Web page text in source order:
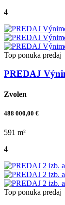
4
Top ponuka predaj
PREDAJ
Zvolen
488 000,00 €
591 m²
4
Top ponuka predaj